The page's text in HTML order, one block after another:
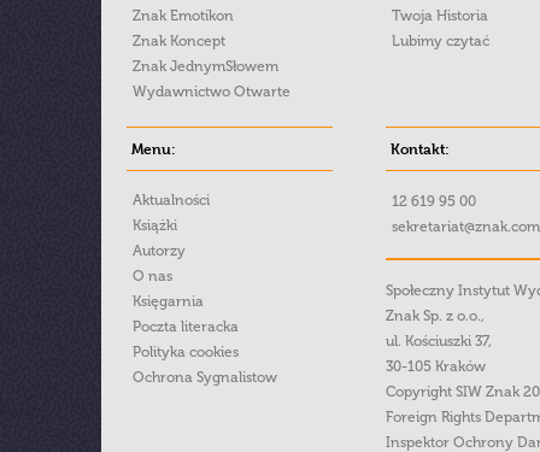
Znak Emotikon
Znak Koncept
Znak JednymSłowem
Wydawnictwo Otwarte
Twoja Historia
Lubimy czytać
Menu:
Aktualności
Książki
Autorzy
O nas
Księgarnia
Poczta literacka
Polityka cookies
Ochrona Sygnalistow
Kontakt:
12 619 95 00
Społeczny Instytut
Znak Sp. z o.o.,
ul. Kościuszki 37,
30-105 Kraków
Copyright SIW Znak
Foreign Rights
Inspektor Ochrony